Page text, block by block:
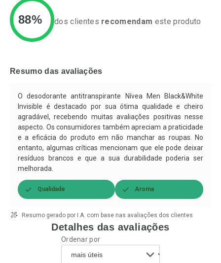
Por R$ 32,33/cada
Comprar sem Desconto
Por R$ 32,33/cada
Por R$ 23,59/cada
88% dos clientes recomendam este produto
Resumo das avaliações
O desodorante antitranspirante Nívea Men Black&White
Invisible é destacado por sua ótima qualidade e cheiro
agradável, recebendo muitas avaliações positivas nesse
aspecto. Os consumidores também apreciam a praticidade
e a eficácia do produto em não manchar as roupas. No
entanto, algumas críticas mencionam que ele pode deixar
resíduos brancos e que a sua durabilidade poderia ser
melhorada.
Qualidade Aroma
Resumo gerado por I.A. com base nas avaliações dos clientes
Detalhes das avaliações
Ordenar por